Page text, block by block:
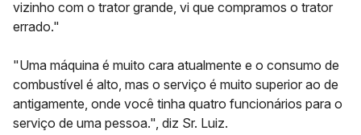
vizinho com o trator grande, vi que compramos o trator
errado."
"Uma máquina é muito cara atualmente e o consumo de
combustível é alto, mas o serviço é muito superior ao de
antigamente, onde você tinha quatro funcionários para o
serviço de uma pessoa.", diz Sr. Luiz.